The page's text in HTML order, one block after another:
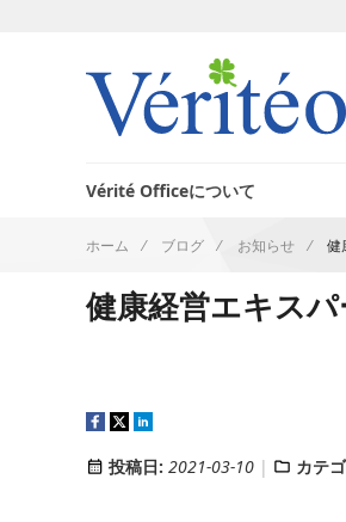
Vérité Officeについて
ホーム ブログ お知らせ 健
健康経営エキス
投稿日: 2021-03-10 カテ